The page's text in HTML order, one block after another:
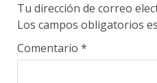
Tu dirección de correo
Los campos obligatorios
Comentario *